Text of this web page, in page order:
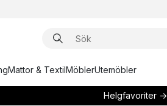
Mattor & TextilMöblerUtemöbler
Helgfavoriter →